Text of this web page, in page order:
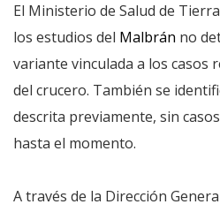
El Ministerio de Salud de
los estudios del Malbrán no
variante vinculada a los casos
del crucero. También se
descrita previamente, sin
hasta el momento.
A través de la Dirección